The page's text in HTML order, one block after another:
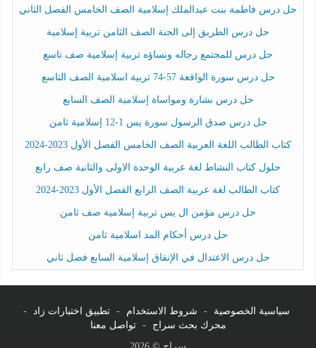
حل درس فاطمة بنت عبدالملك إسلامية الصف الخامس الفصل الثاني
حل درس الطريق إلى الجنة الصف الثامن تربية إسلامية
حل درس للمجتمع رجاله ونساؤه تربية إسلامية صف تاسع
حل درس سورة الواقعة 57-74 تربية اسلامية الصف التاسع
حل درس بشارة ومواساة إسلامية الصف السابع
حل درس صدق الرسول سورة يس 1-12 إسلامية ثامن
كتاب الطالب اللغة العربية الصف الخامس الفصل الأول 2023-2024
حلول كتاب النشاط لغة عربية الوحدة الاولى والثانية صف رابع
كتاب الطالب لغة عربية الصف الرابع الفصل الأول 2023-2024
حل درس مؤمن ال يس تربية إسلامية صف ثامن
حل درس أحكام المد اسلامية ثامن
حل درس الاعتدال في الإنفاق إسلامية السابع فصل ثاني
سياسية الخصوصية - شروط الاستخدام - تطبيق اختبارات زاد
-
محرك بحث سراج
-
تواصل معنا